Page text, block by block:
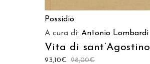
Possidio
A cura di: Antonio Lombardi
Vita di sant’Agostino
98,00€
93,10€